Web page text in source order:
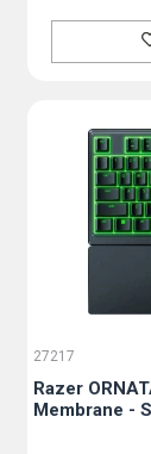
27217
Razer
Membrane -